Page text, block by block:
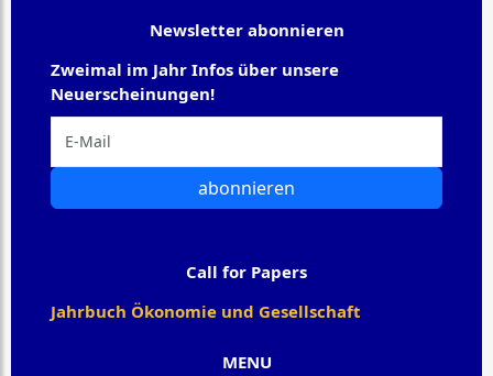
MENU
Newsletter abonnieren
Zweimal im Jahr Infos über unsere
Neuerscheinungen!
abonnieren
Call for Papers
Jahrbuch Ökonomie und Gesellschaft